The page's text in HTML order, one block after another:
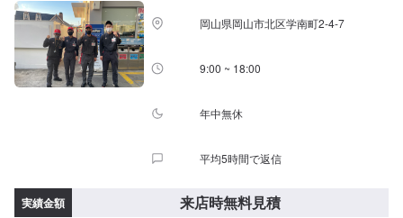
岡山県岡山市北区学南町2-4-7
9:00 ~ 18:00
年中無休
平均5時間で返信
実績金額 来店時無料見積